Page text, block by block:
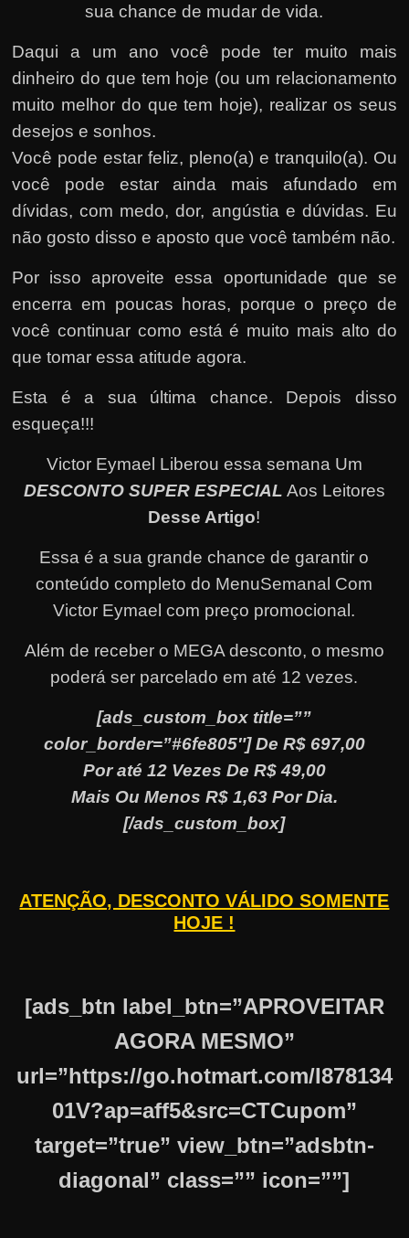
sua chance de mudar de vida.
Daqui a um ano você pode ter muito mais
dinheiro do que tem hoje (ou um relacionamento
muito melhor do que tem hoje), realizar os seus
desejos e sonhos.
Você pode estar feliz, pleno(a) e tranquilo(a). Ou
você pode estar ainda mais afundado em
dívidas, com medo, dor, angústia e dúvidas. Eu
não gosto disso e aposto que você também não.
Por isso aproveite essa oportunidade que se
encerra em poucas horas, porque o preço de
você continuar como está é muito mais alto do
que tomar essa atitude agora.
Esta é a sua última chance. Depois disso
esqueça!!!
Victor Eymael Liberou essa semana Um
DESCONTO SUPER ESPECIAL Aos Leitores
Desse Artigo!
Essa é a sua grande chance de garantir o
conteúdo completo do MenuSemanal Com
Victor Eymael com preço promocional.
Além de receber o MEGA desconto, o mesmo
poderá ser parcelado em até 12 vezes.
[ads_custom_box title=””
color_border=”#6fe805″] De R$ 697,00
Por até 12 Vezes De R$ 49,00
Mais Ou Menos R$ 1,63 Por Dia.
[/ads_custom_box]
ATENÇÃO, DESCONTO VÁLIDO SOMENTE
HOJE !
[ads_btn label_btn=”APROVEITAR
AGORA MESMO”
url=”https://go.hotmart.com/I878134
01V?ap=aff5&src=CTCupom”
target=”true” view_btn=”adsbtn-
diagonal” class=”” icon=””]